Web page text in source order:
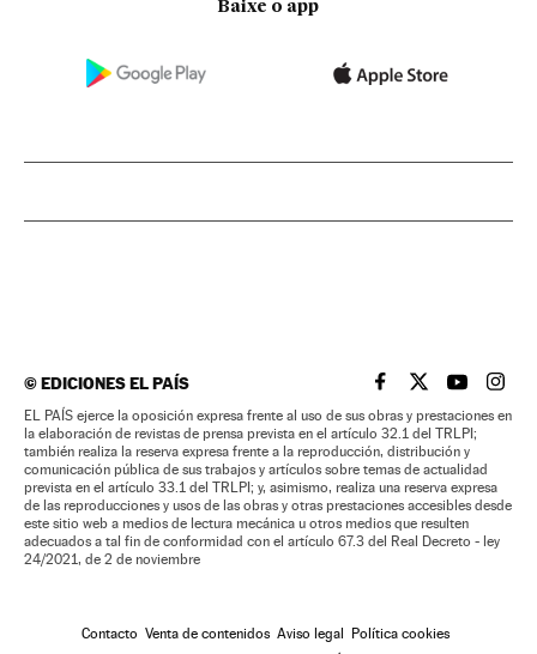
Baixe o app
©EDICIONES EL PAÍS EL PAÍS BRASIL EN
EL PAÍSEL PAÍS
EL
EL PAÍS ejerce la oposición expresa frente al uso de sus obras y prestaciones en
la elaboración de revistas de prensa prevista en el artículo 32.1 del TRLPI;
también realiza la reserva expresa frente a la reproducción, distribución y
comunicación pública de sus trabajos y artículos sobre temas de actualidad
prevista en el artículo 33.1 del TRLPI; y, asimismo, realiza una reserva expresa
de las reproducciones y usos de las obras y otras prestaciones accesibles desde
este sitio web a medios de lectura mecánica u otros medios que resulten
adecuados a tal fin de conformidad con el artículo 67.3 del Real Decreto - ley
24/2021, de 2 de noviembre
Contacto Venta de contenidos Aviso legal Política cookies